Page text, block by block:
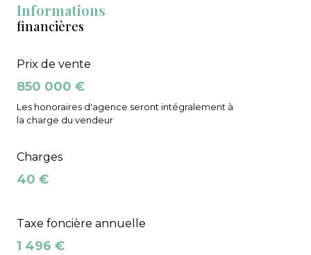
Informations
financières
Prix de vente
850 000 €
Les honoraires d'agence seront intégralement à
la charge du vendeur
Charges
40 €
Taxe foncière annuelle
1 496 €